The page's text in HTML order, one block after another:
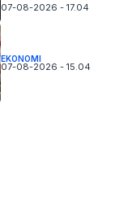
07-08-2026 - 17.04
EKONOMI
07-08-2026 - 15.04